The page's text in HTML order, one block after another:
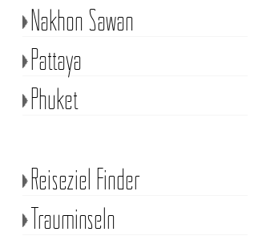
Nakhon Sawan
Pattaya
Phuket
Reiseziel Finder
Trauminseln